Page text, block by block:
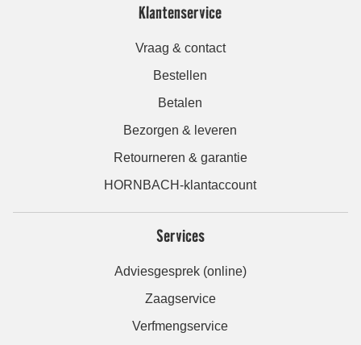
Klantenservice
Vraag & contact
Bestellen
Betalen
Bezorgen & leveren
Retourneren & garantie
HORNBACH-klantaccount
Services
Adviesgesprek (online)
Zaagservice
Verfmengservice